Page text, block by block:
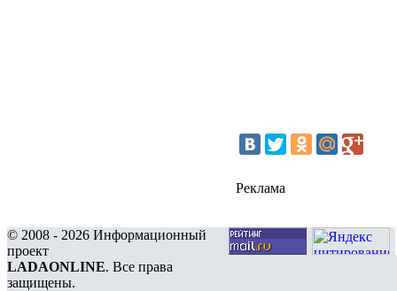
Реклама
© 2008 - 2026 Информационный
проект
LADAONLINE. Все права
защищены.